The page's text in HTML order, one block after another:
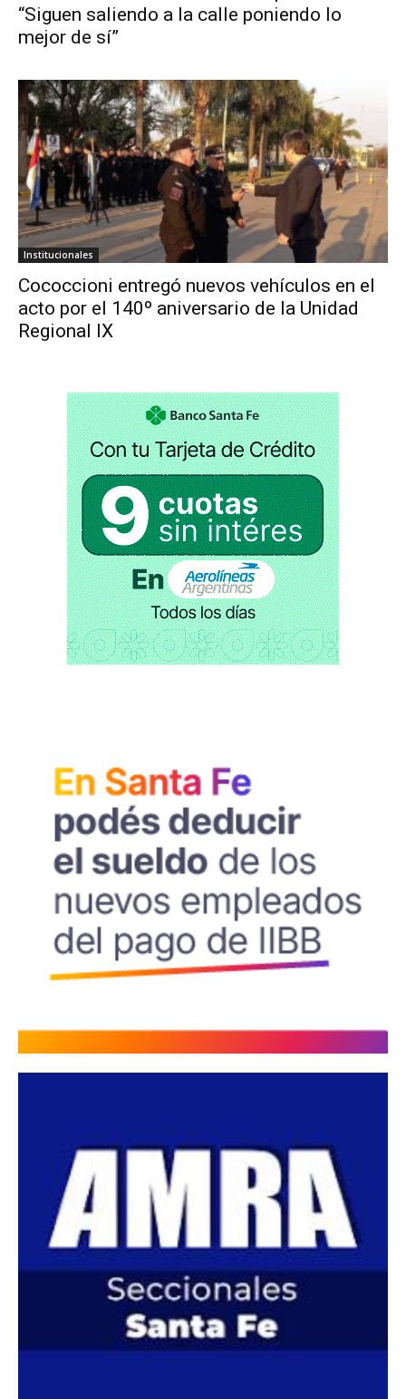
“Siguen saliendo a la calle poniendo lo
mejor de sí”
Institucionales
Cococcioni entregó nuevos vehículos en el
acto por el 140º aniversario de la Unidad
Regional IX